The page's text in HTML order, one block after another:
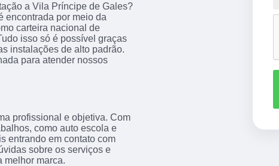
a Vila Príncipe de Gales?
encontrada por meio da
carteira nacional de
isso só é possível graças
instalações de alto padrão.
para atender nossos
profissional e objetiva. Com
como auto escola e
entrando em contato com
sobre os serviços e
melhor marca.